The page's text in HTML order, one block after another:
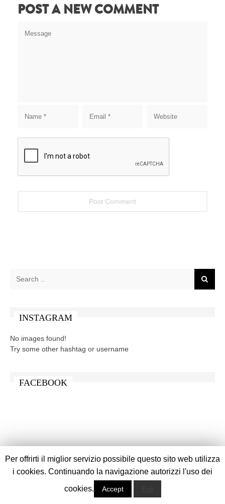
POST A NEW COMMENT
INSTAGRAM
No images found!
Try some other hashtag or username
FACEBOOK
Per offrirti il miglior servizio possibile questo sito web utilizza
i cookies. Continuando la navigazione autorizzi l'uso dei
cookies.
Accept